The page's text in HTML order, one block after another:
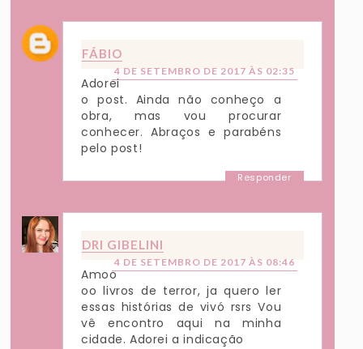
FÁBIO
4 DE SETEMBRO DE 2017 ÀS 02:35
Adorei
o post. Ainda não conheço a
obra, mas vou procurar
conhecer. Abraços e parabéns
pelo post!
Responder
DRI GIBELINI
4 DE SETEMBRO DE 2017 ÀS 08:46
Amoo
oo livros de terror, ja quero ler
essas histórias de vivó rsrs Vou
vê encontro aqui na minha
cidade. Adorei a indicação